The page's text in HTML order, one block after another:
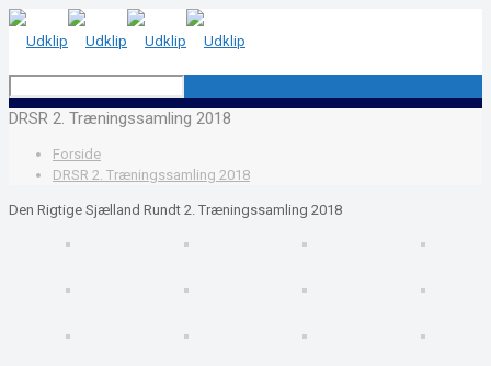
DRSR 2. Træningssamling 2018
Forside
DRSR 2. Træningssamling 2018
Den Rigtige Sjælland Rundt 2. Træningssamling 2018